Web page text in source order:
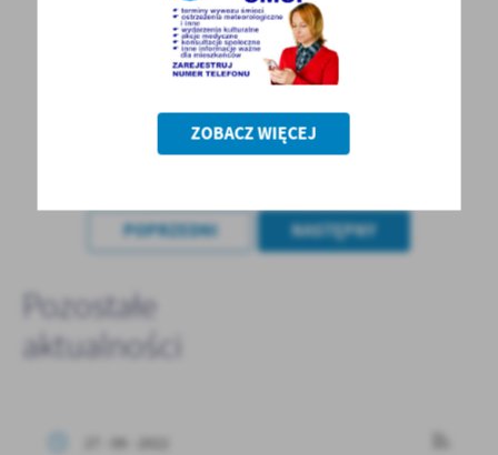
POPRZEDNI NASTĘPNY
Pozostałe
aktualności
27 - 09 - 2022
ZOBACZ WIĘCEJ